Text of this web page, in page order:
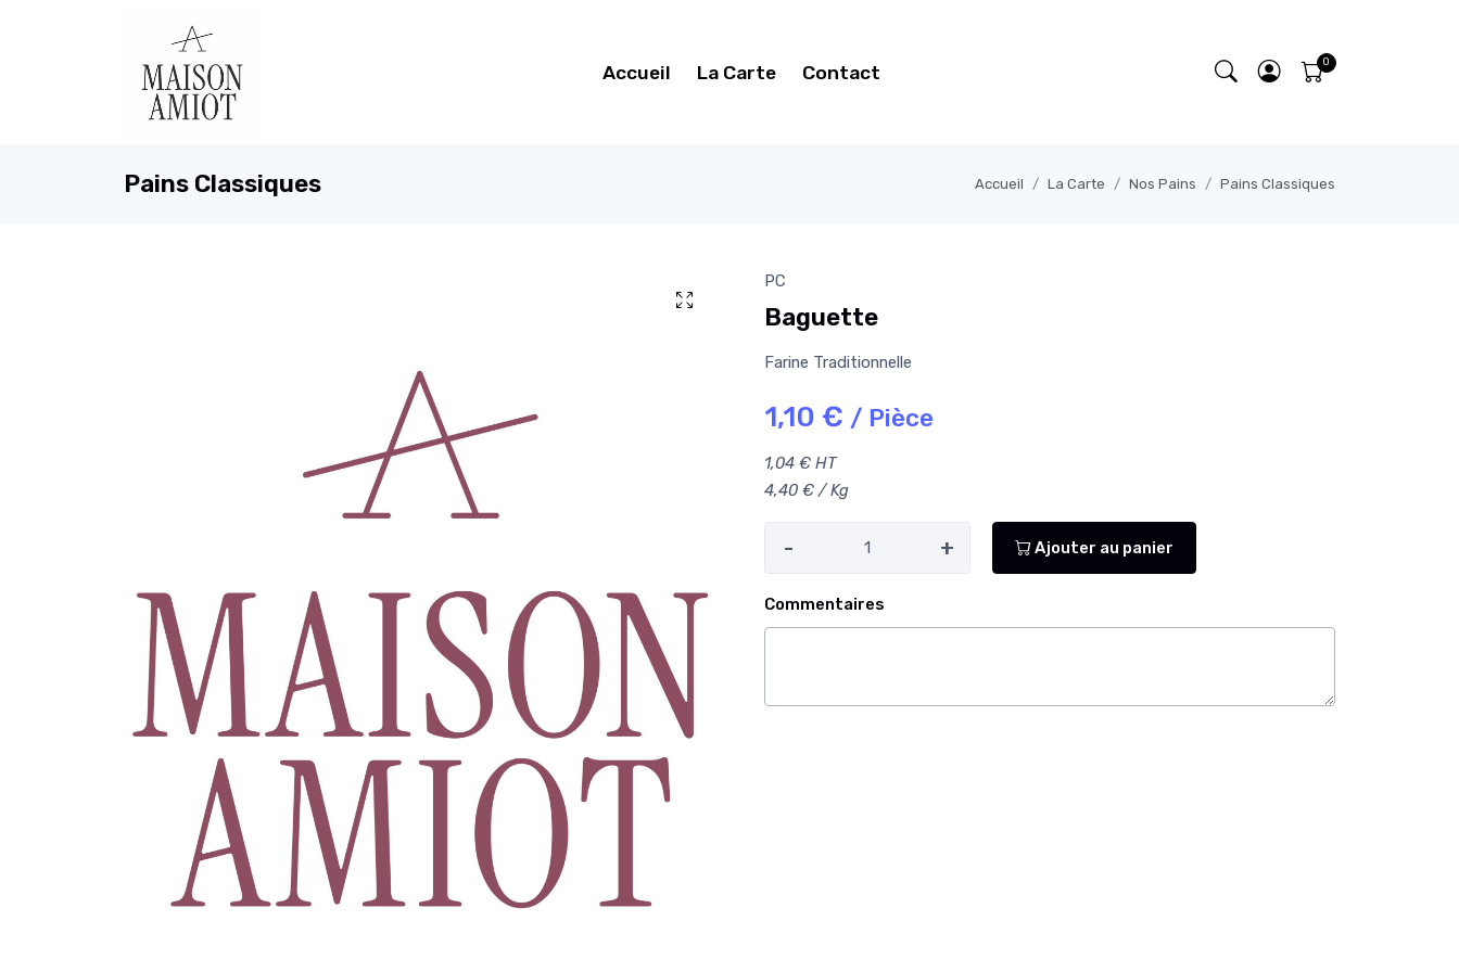
Accueil La Carte Contact
Pains Classiques Accueil La Carte Nos Pains Pains Classiques
PC
Baguette
Farine Traditionnelle
1,10 € / Pièce
1,04 € HT
4,40 € / Kg
- + Ajouter au panier
Commentaires